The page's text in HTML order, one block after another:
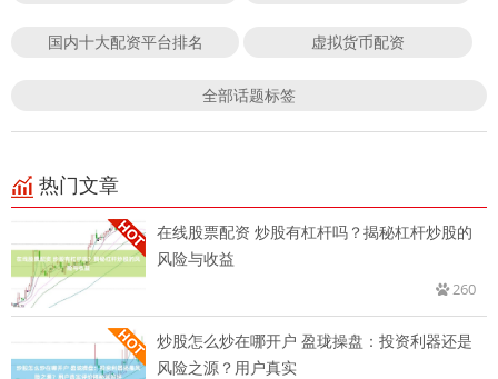
国内十大配资平台排名 虚拟货币配资
全部话题标签
热门文章
在线股票配资 炒股有杠杆吗？揭秘杠杆炒股的
风险与收益
260
炒股怎么炒在哪开户 盈珑操盘：投资利器还是
风险之源？用户真实